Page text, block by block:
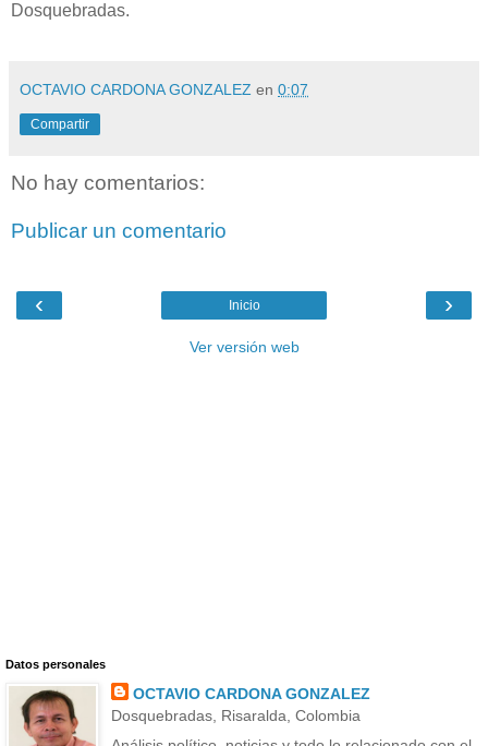
Dosquebradas.
OCTAVIO CARDONA GONZALEZ en 0:07
Compartir
No hay comentarios:
Publicar un comentario
‹ ›
Inicio
Ver versión web
Datos personales
OCTAVIO CARDONA GONZALEZ
Dosquebradas, Risaralda, Colombia